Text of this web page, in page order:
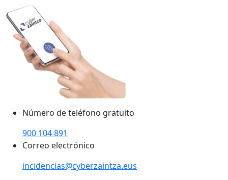
Número de teléfono gratuito
900 104 891
Correo electrónico
incidencias@cyberzaintza.eus